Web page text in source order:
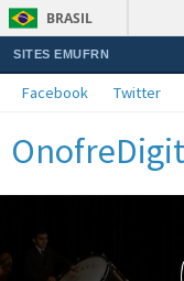
BRASIL
SITES EMUFRN
Facebook Twitter